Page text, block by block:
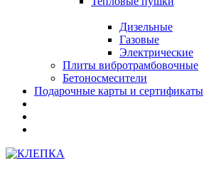
Дизельные
Газовые
Электрические
Плиты вибротрамбовочные
Бетоносмесители
Подарочные карты и сертификаты